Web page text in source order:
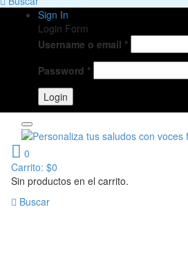
Sign In
Login Form
Username o email *
Password *
0
Carrito: $0
Sin productos en el carrito.
Buscar